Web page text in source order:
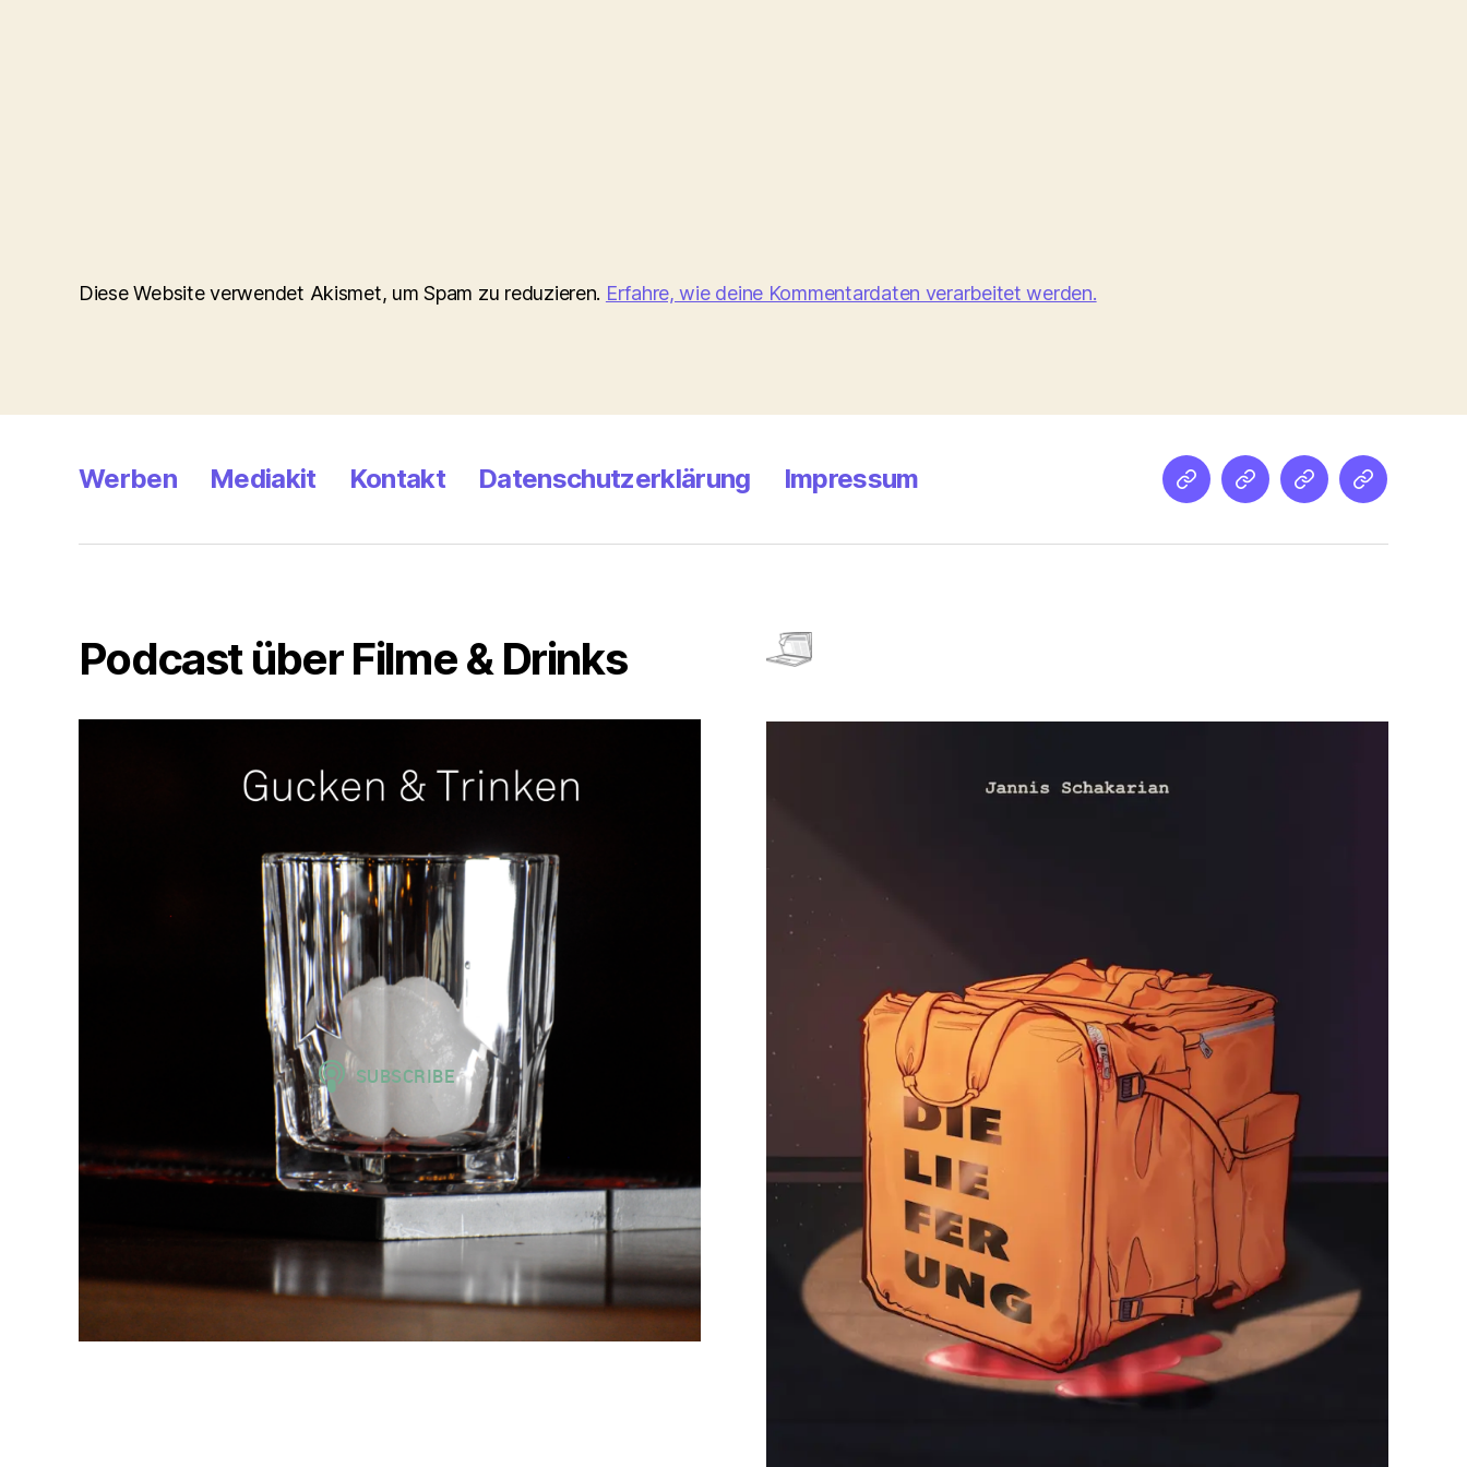
Diese Website verwendet Akismet, um Spam zu reduzieren. Erfahre, wie deine Kommentardaten verarbeitet werden.
Werben Mediakit Kontakt Datenschutzerklärung Impressum
Netz
Medienstreamletter
Podcast
Podcast über Filme & Drinks